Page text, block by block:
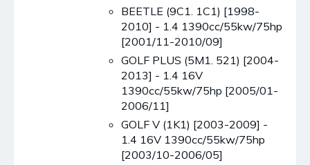
BEETLE (9C1. 1C1) [1998-
2010] - 1.4 1390cc/55kw/75hp
[2001/11-2010/09]
GOLF PLUS (5M1. 521) [2004-
2013] - 1.4 16V
1390cc/55kw/75hp [2005/01-
2006/11]
GOLF V (1K1) [2003-2009] -
1.4 16V 1390cc/55kw/75hp
[2003/10-2006/05]